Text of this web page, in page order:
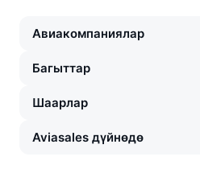
Авиакомпаниялар
Багыттар
Шаарлар
Aviasales дүйнөдө